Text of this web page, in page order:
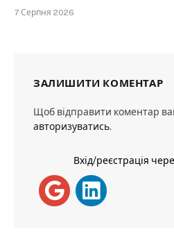
7 Серпня 2026
ЗАЛИШИТИ КОМЕНТАР
Щоб відправити коментар
авторизуватись.
Вхід/реєстрація